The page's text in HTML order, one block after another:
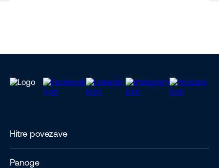
Hitre povezave
Panoge